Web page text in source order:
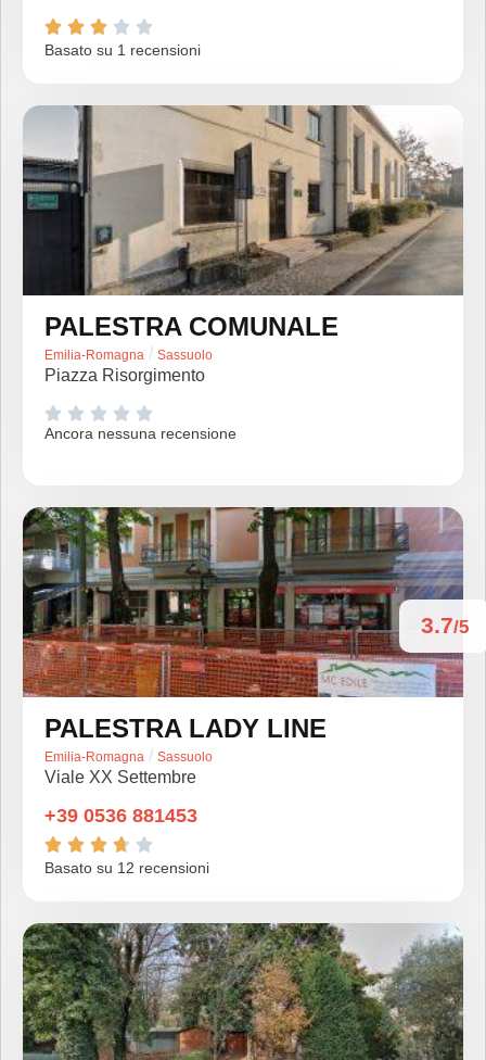
    
Basato su 1 recensioni
PALESTRA COMUNALE
Emilia-Romagna / Sassuolo
Piazza Risorgimento
    
Ancora nessuna recensione
3.7/5
PALESTRA LADY LINE
Emilia-Romagna / Sassuolo
Viale XX Settembre
+39 0536 881453
    
Basato su 12 recensioni